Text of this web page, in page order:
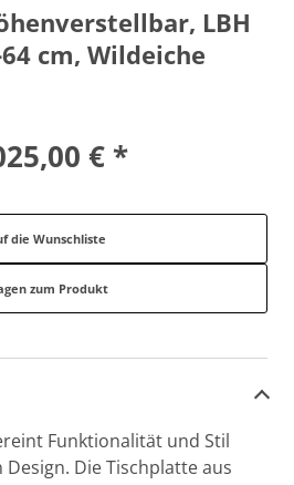
LBH
cm, Wildeiche
€ *
die Wunschliste
zum Produkt
Funktionalität und Stil
Die Tischplatte aus